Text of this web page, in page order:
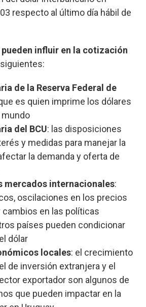
respecto al último día hábil de
influir en la cotización
de la Reserva Federal de
es quien imprime los dólares
mundo
del BCU: las disposiciones
y medidas para manejar la
la demanda y oferta de
mercados internacionales:
oscilaciones en los precios
en las políticas
países pueden condicionar
dólar
locales: el crecimiento
de inversión extranjera y el
exportador son algunos de
que pueden impactar en la